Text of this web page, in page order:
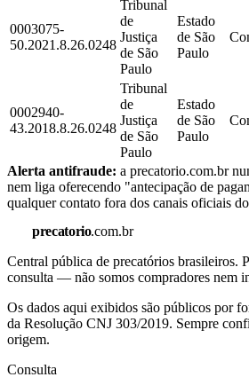
0003075-
50.2021.8.26.0248
Tribunal
de
Justiça
de São
Paulo
Estado
de São
Paulo
0002940-
43.2018.8.26.0248
Tribunal
de
Justiça
de São
Paulo
Estado
de São
Paulo
Alerta antifraude: a precatorio.com.br
nem liga oferecendo "antecipação de
qualquer contato fora dos canais oficiais
precatorio.com.br
Central pública de precatórios brasileiros.
consulta — não somos compradores nem
Os dados aqui exibidos são públicos por
da Resolução CNJ 303/2019. Sempre
origem.
Consulta